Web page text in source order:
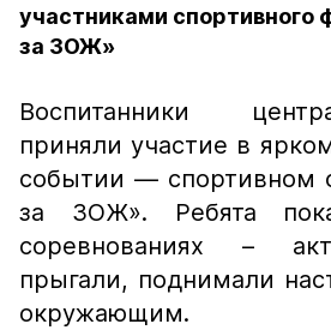
участниками спортивного
за ЗОЖ»
Воспитанники
приняли участие в
событии — спортивном
за ЗОЖ». Ребята
соревнованиях –
прыгали, поднимали
окружающим.